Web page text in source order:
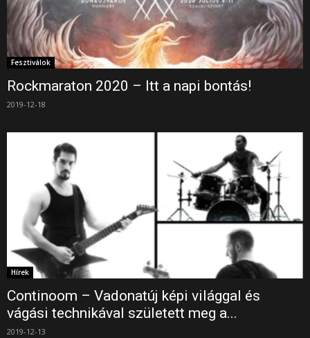
Fesztiválok
Rockmaraton 2020 – Itt a napi bontás!
2019-12-18
Hírek
Continoom – Vadonatúj képi világgal és
vágási technikával született meg a...
2019-12-13